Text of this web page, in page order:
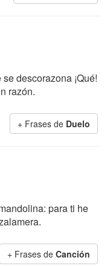
descorazona ¡Qué!
razón.
+ Frases de Duelo
para ti he
+ Frases de Canción